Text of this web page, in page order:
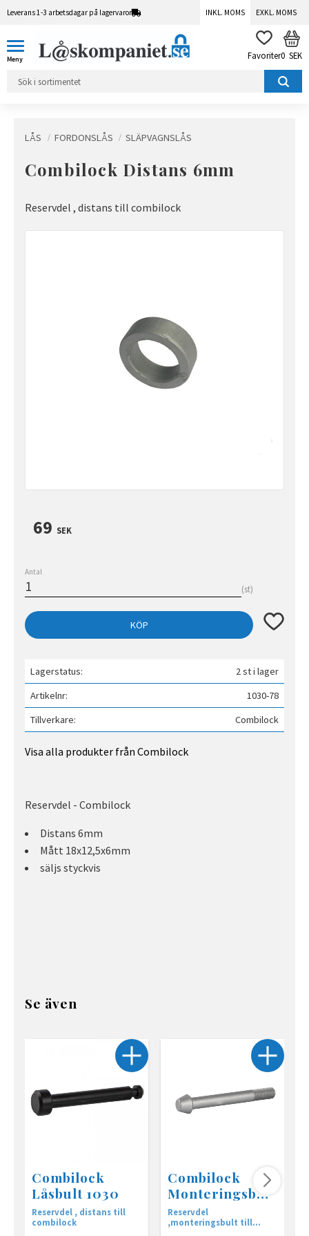
Leverans 1-3 arbetsdagar på lagervaror INKL. MOMS EXKL. MOMS
FAVORITER
0 SEK
LÅS FORDONSLÅS SLÄPVAGNSLÅS
Combilock Distans 6mm
Reservdel , distans till combilock
69 SEK
Antal
st
KÖP Lägg till
Lagerstatus
2 st i lager
Artikelnr
1030-78
Tillverkare
Combilock
Visa alla produkter från Combilock
Reservdel - Combilock
Distans 6mm
Mått 18x12,5x6mm
säljs styckvis
Se även
Combilock
Låsbult 1030
Reservdel , distans till
combilock
Combilock
Monteringsbult
12mm / M12
Reservdel
,monteringsbult till